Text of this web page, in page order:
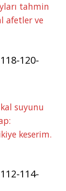
tahmin
afetler ve
120-
suyunu
keserim.
114-